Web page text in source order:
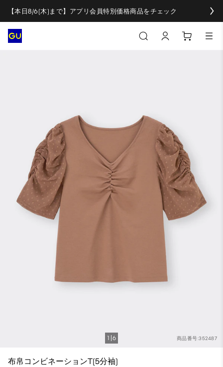
【本日8/6(木)まで】アプリ会員特別価格商品をチェック
商品番号:352487
1 6
布帛コンビネーションT(5分袖)